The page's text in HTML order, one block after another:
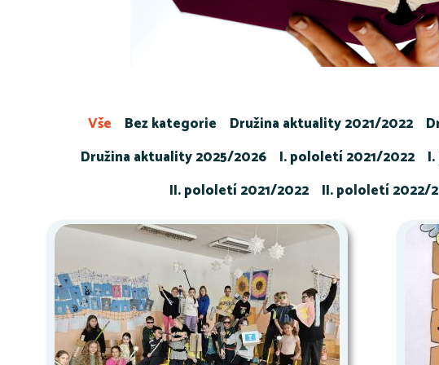
Bez kategorie Družina aktuality 2021/2022
Družina aktuality 2025/2026
I. pololetí 2021/2022
II. pololetí 2021/2022
II. pololetí 2022/
Vše